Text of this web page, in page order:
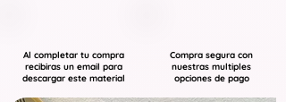
Compra segura con
nuestras multiples
opciones de pago
Al completar tu compra
recibiras un email para
descargar este material